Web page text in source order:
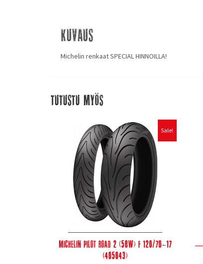
Kuvaus
Michelin renkaat SPECIAL HINNOILLA!
Tutustu myös
Sale!
Michelin Pilot Road 2 (58W) F 120/70-17
(405043)